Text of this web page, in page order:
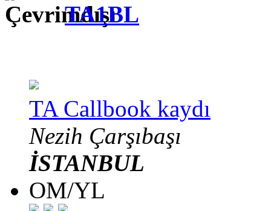
TA1BL
TA Callbook kaydı
Nezih Çarşıbaşı
İSTANBUL
OM/YL